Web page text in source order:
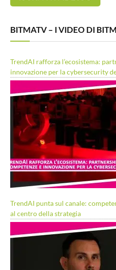
BITMATV – I VIDEO DI
TrendAI rafforza l’ecosistema:
innovazione per la cybersecurity
TrendAI punta sul canale:
al centro della strategia